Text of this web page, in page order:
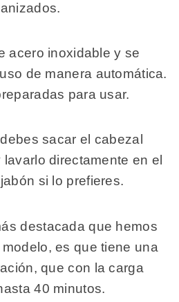
acero inoxidable y se
de manera automática.
para usar.
sacar el cabezal
directamente en el
si lo prefieres.
destacada que hemos
es que tiene una
que con la carga
40 minutos.